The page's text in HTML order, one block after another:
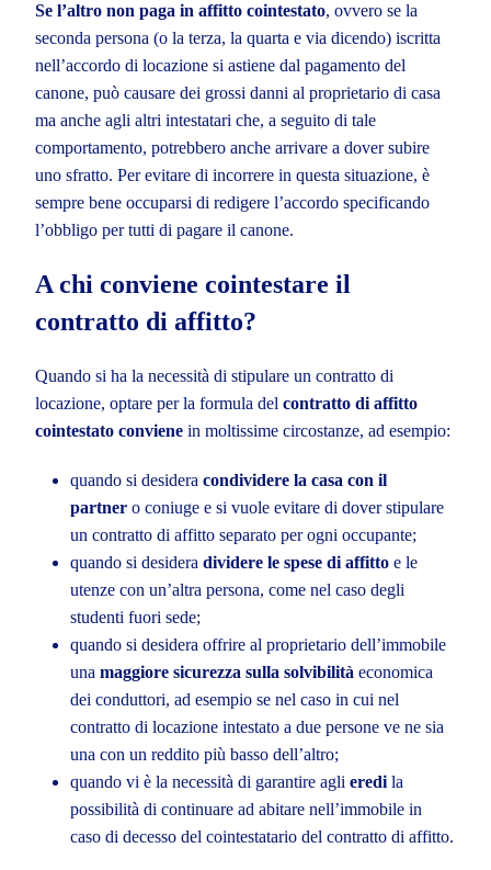
Se l’altro non paga in affitto cointestato, ovvero se la
seconda persona (o la terza, la quarta e via dicendo) iscritta
nell’accordo di locazione si astiene dal pagamento del
canone, può causare dei grossi danni al proprietario di casa
ma anche agli altri intestatari che, a seguito di tale
comportamento, potrebbero anche arrivare a dover subire
uno sfratto. Per evitare di incorrere in questa situazione, è
sempre bene occuparsi di redigere l’accordo specificando
l’obbligo per tutti di pagare il canone.
A chi conviene cointestare il
contratto di affitto?
Quando si ha la necessità di stipulare un contratto di
locazione, optare per la formula del contratto di affitto
cointestato conviene in moltissime circostanze, ad esempio:
quando si desidera condividere la casa con il
partner o coniuge e si vuole evitare di dover stipulare
un contratto di affitto separato per ogni occupante;
quando si desidera dividere le spese di affitto e le
utenze con un’altra persona, come nel caso degli
studenti fuori sede;
quando si desidera offrire al proprietario dell’immobile
una maggiore sicurezza sulla solvibilità economica
dei conduttori, ad esempio se nel caso in cui nel
contratto di locazione intestato a due persone ve ne sia
una con un reddito più basso dell’altro;
quando vi è la necessità di garantire agli eredi la
possibilità di continuare ad abitare nell’immobile in
caso di decesso del cointestatario del contratto di affitto.